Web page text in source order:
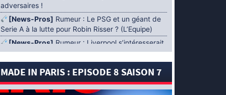
adversaires !
[News-Pros] Rumeur : Le PSG et un géant de
Serie A à la lutte pour Robin Risser ? (L’Equipe)
[News-Pros] Rumeur : Liverpool s’intéresserait
à Ibrahim Mbaye en plus de Bradley Barcola
(Fabrizio Romano)
[News-Pros]Rumeur : Accord contractuel
trouvé entre le PSG et Mika Godts (Fabrizio
MADE IN PARIS : EPISODE 8 SAISON 7